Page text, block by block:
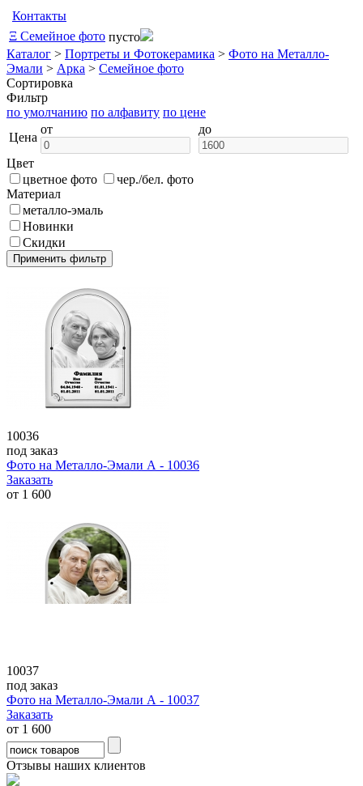
Контакты
Ξ Семейное фото пусто
Каталог > Портреты и Фотокерамика > Фото на Металло-
Эмали > Арка > Семейное фото
Сортировка
Фильтр
по умолчанию по алфавиту по цене
Цена
от до
Цвет
цветное фото
чер./бел. фото
Материал
металло-эмаль
Новинки
Скидки
10036
под заказ
Фото на Металло-Эмали А - 10036
Заказать
от 1 600
10037
под заказ
Фото на Металло-Эмали А - 10037
Заказать
от 1 600
Отзывы наших клиентов